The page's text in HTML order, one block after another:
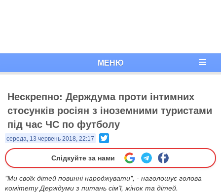
МЕНЮ
Нескрепно: Держдума проти інтимних
стосунків росіян з іноземними туристами
під час ЧС по футболу
середа, 13 червень 2018, 22:17
Слідкуйте за нами
"Ми своїх дітей повинні народжувати", - наголошує голова
комітету Держдуми з питань сім’ї, жінок та дітей.